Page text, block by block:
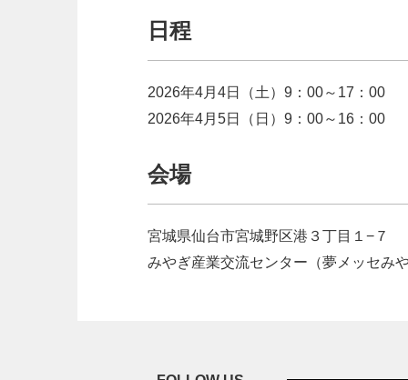
日程
2026年4月4日（土）9：00～17：00
2026年4月5日（日）9：00～16：00
会場
宮城県仙台市宮城野区港３丁目１−７
みやぎ産業交流センター（夢メッセみ